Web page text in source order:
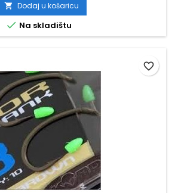
 Dodaj u košaricu
 Na skladištu
favorite_border